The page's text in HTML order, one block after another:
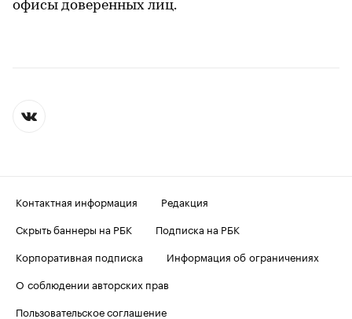
офисы доверенных лиц.
Контактная информация
Редакция
Скрыть баннеры на РБК
Подписка на РБК
Корпоративная подписка
Информация об ограничениях
О соблюдении авторских прав
Пользовательское соглашение